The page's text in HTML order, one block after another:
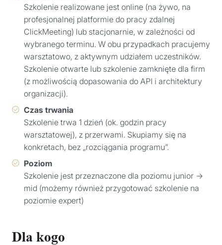
Szkolenie realizowane jest online (na żywo, na
profesjonalnej platformie do pracy zdalnej
ClickMeeting) lub stacjonarnie, w zależności od
wybranego terminu. W obu przypadkach pracujemy
warsztatowo, z aktywnym udziałem uczestników.
Szkolenie otwarte lub szkolenie zamknięte dla firm
(z możliwością dopasowania do API i architektury
organizacji).
Czas trwania
Szkolenie trwa 1 dzień (ok. godzin pracy
warsztatowej), z przerwami. Skupiamy się na
konkretach, bez „rozciągania programu”.
Poziom
Szkolenie jest przeznaczone dla poziomu junior →
mid (możemy również przygotować szkolenie na
poziomie expert)
Dla kogo